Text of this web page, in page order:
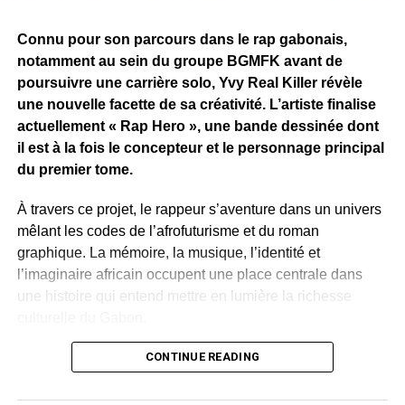
semble être une cérémonie de mariage.
La séquence, chaleureusement accueillie par l’assistance
et sur les réseaux sociaux, prend une dimension
particulière avec la présence d’autres anciens d’Eben,
notammentLa Fuente,NephtalietK-Prime.
Simples retrouvailles ou véritable réconciliation ? Cette
Entertainment, dont la relance autour d’une nouvelle
génération d’artistes peine encore à retrouver l’influence
et le succès de ses grandes années.
WhatsApp
Facebook
X Telegram
Email
>>
Connu pour son parcours dans le rap gabonais,
notamment au sein du groupe BGMFK avant de
poursuivre une carrière solo, Yvy Real Killer révèle
une nouvelle facette de sa créativité. L’artiste finalise
actuellement « Rap Hero », une bande dessinée dont
il est à la fois le concepteur et le personnage principal
du premier tome.
À travers ce projet, le rappeur s’aventure dans un univers
mêlant les codes de l’afrofuturisme et du roman
graphique. La mémoire, la musique, l’identité et
l’imaginaire africain occupent une place centrale dans
une histoire qui entend mettre en lumière la richesse
Plusieurs artistes gabonais apparaissent dans l’œuvre.
contemporain du pays. Rap, slam, danse, traditions
CONTINUE READING